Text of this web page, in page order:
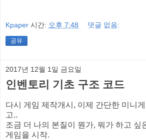
Kpaper 시간: 오후 7:48 댓글 없음:
공유
2017년 12월 1일 금요일
인벤토리 기초 구조 코드
다시 게임 제작개시, 이제 간단한 미니
고..
조금 더 나의 본질이 뭔가, 뭐가 하고 싶
게임을 시작.